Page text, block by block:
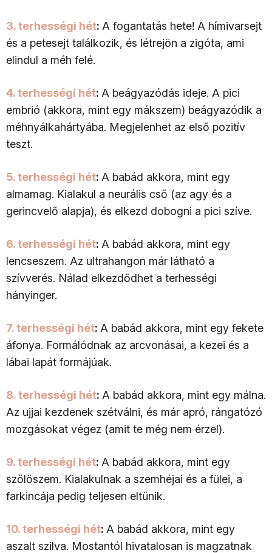
3. terhességi hét: A fogantatás hete! A hímivarsejt
és a petesejt találkozik, és létrejön a zigóta, ami
elindul a méh felé.
4. terhességi hét: A beágyazódás ideje. A pici
embrió (akkora, mint egy mákszem) beágyazódik a
méhnyálkahártyába. Megjelenhet az első pozitív
teszt.
5. terhességi hét: A babád akkora, mint egy
almamag. Kialakul a neurális cső (az agy és a
gerincvelő alapja), és elkezd dobogni a pici szíve.
6. terhességi hét: A babád akkora, mint egy
lencseszem. Az ultrahangon már látható a
szívverés. Nálad elkezdődhet a terhességi
hányinger.
7. terhességi hét: A babád akkora, mint egy fekete
áfonya. Formálódnak az arcvonásai, a kezei és a
lábai lapát formájúak.
8. terhességi hét: A babád akkora, mint egy málna.
Az ujjai kezdenek szétválni, és már apró, rángatózó
mozgásokat végez (amit te még nem érzel).
9. terhességi hét: A babád akkora, mint egy
szőlőszem. Kialakulnak a szemhéjai és a fülei, a
farkincája pedig teljesen eltűnik.
10. terhességi hét: A babád akkora, mint egy
aszalt szilva. Mostantól hivatalosan is magzatnak